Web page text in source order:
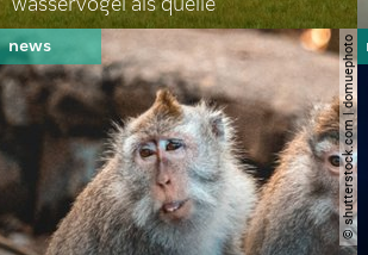
© shutterstock.com | domuephoto